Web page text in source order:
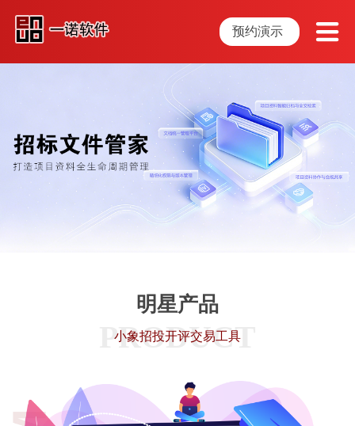
预约演示
明星产品
PRODUCT
小象招投开评交易工具